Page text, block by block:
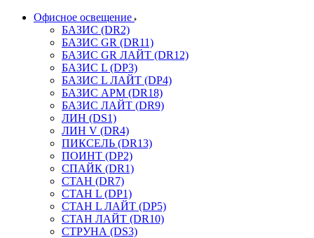
Офисное освещение
БАЗИС (DR2)
БАЗИС GR (DR11)
БАЗИС GR ЛАЙТ (DR12)
БАЗИС L (DP3)
БАЗИС L ЛАЙТ (DP4)
БАЗИС АРМ (DR18)
БАЗИС ЛАЙТ (DR9)
ЛИН (DS1)
ЛИН V (DR4)
ПИКСЕЛЬ (DR13)
ПОИНТ (DP2)
СПАЙК (DR1)
СТАН (DR7)
СТАН L (DP1)
СТАН L ЛАЙТ (DP5)
СТАН ЛАЙТ (DR10)
СТРУНА (DS3)